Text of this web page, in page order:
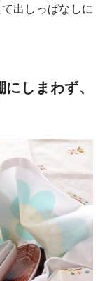
出しっぱなしに
しまわず、